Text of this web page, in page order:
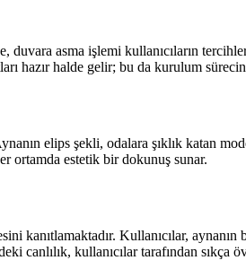
duvara asma işlemi kullanıcıların
hazır halde gelir; bu da kurulum
elips şekli, odalara şıklık katan
ortamda estetik bir dokunuş sunar.
kanıtlamaktadır. Kullanıcılar,
canlılık, kullanıcılar tarafından sıkça